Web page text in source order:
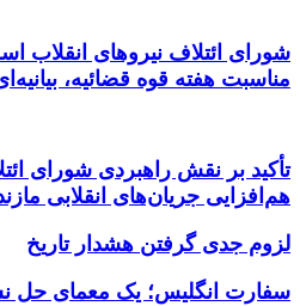
شورای ائتلاف نیروهای انقلاب
مناسبت هفته قوه قضائیه،
تأکید بر نقش راهبردی شورای
هم‌افزایی جریان‌های انقلابی
لزوم جدی گرفتن هشدار تاریخ
سفارت انگلیس؛ یک معمای حل